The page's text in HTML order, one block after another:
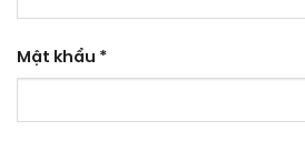
Mật khẩu *